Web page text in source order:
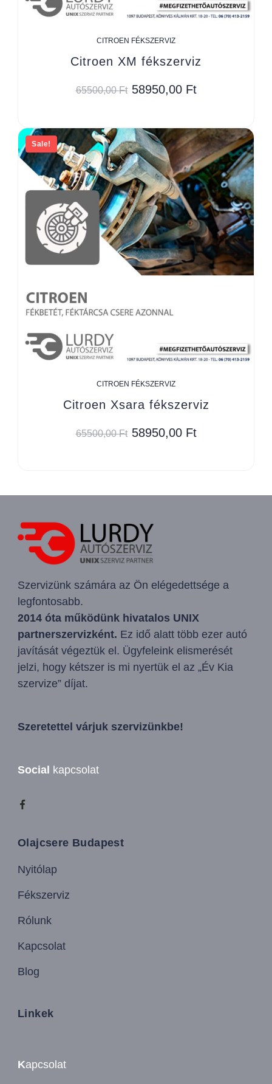
CITROEN FÉKSZERVIZ
Citroen XM fékszerviz
65500,00Ft 58950,00 Ft
Sale!
CITROEN FÉKSZERVIZ
Citroen Xsara fékszerviz
65500,00Ft 58950,00 Ft
Szervizünk számára az Ön elégedettsége a
legfontosabb.
2014 óta működünk hivatalos UNIX
partnerszervizként. Ez idő alatt több ezer autó
javítását végeztük el. Ügyfeleink elismerését
jelzi, hogy kétszer is mi nyertük el az „Év Kia
szervize” díjat.
Szeretettel várjuk szervizünkbe!
Social kapcsolat
Olajcsere Budapest
Nyitólap
Fékszerviz
Rólunk
Kapcsolat
Blog
Linkek
Kapcsolat